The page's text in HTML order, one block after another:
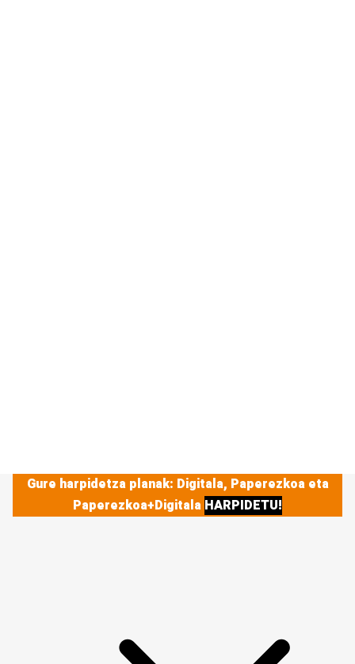
Gure harpidetza planak: Digitala, Paperezkoa eta
Paperezkoa+Digitala HARPIDETU!